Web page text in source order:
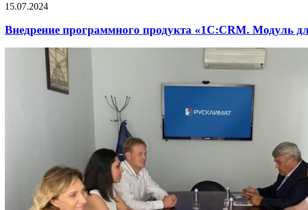
15.07.2024
Внедрение программного продукта «1С:CRM.